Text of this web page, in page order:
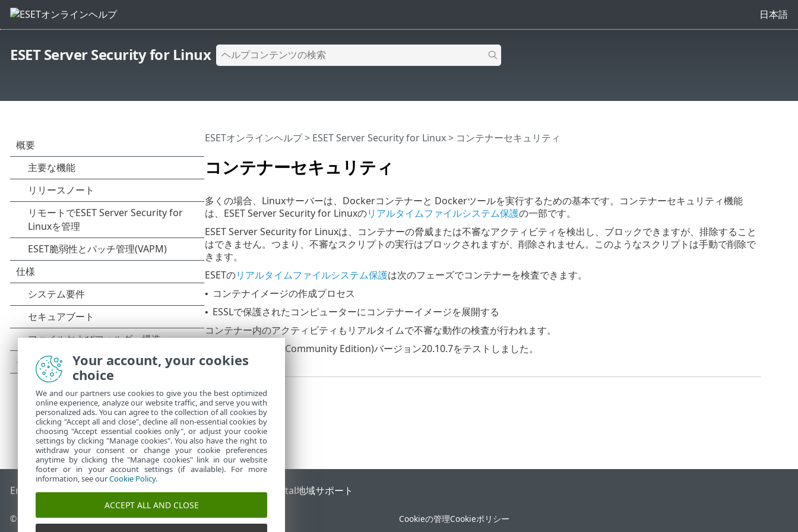
日本語
ESET Server Security for Linux
コンテナーセキュリティ
ESETオンラインヘルプ> ESET Server Security for Linux> コンテナーセキュリティ
多くの場合、Linuxサーバーは、Dockerコンテナーと Dockerツールを実行するための基本です。コンテナーセキュリティ機能
は、ESET Server Security for Linuxのリアルタイムファイルシステム保護の一部です。
ESET Server Security for Linuxは、コンテナーの脅威または不審なアクティビティを検出し、ブロックできますが、排除すること
はできません。つまり、不審なスクリプトの実行はブロックされますが、削除されません。このようなスクリプトは手動で削除で
きます。
ESETのリアルタイムファイルシステム保護は次のフェーズでコンテナーを検査できます。
• コンテナイメージの作成プロセス
• ESSLで保護されたコンピューターにコンテナーイメージを展開する
コンテナー内のアクティビティもリアルタイムで不審な動作の検査が行われます。
(Community Edition)バージョン20.10.7をテストしました。
End of LifeESETナレッジベースESETフォーラムESET Status Portal地域サポート
© 1992 - 2025 ESET, spol. s r.o. - All rights reserved. Cookieの管理Cookieポリシー
Your account, your cookies
choice
We and our partners use cookies to give you the best optimized
online experience, analyze our website traffic, and serve you with
personalized ads. You can agree to the collection of all cookies by
clicking "Accept all and close", decline all non-essential cookies by
choosing "Accept essential cookies only", or adjust your cookie
settings by clicking "Manage cookies". You also have the right to
withdraw your consent or change your cookie preferences
anytime by clicking the "Manage cookies" link in our website
footer or in your account settings (if available). For more
information, see ourCookie Policy.
ACCEPT ALL AND CLOSE